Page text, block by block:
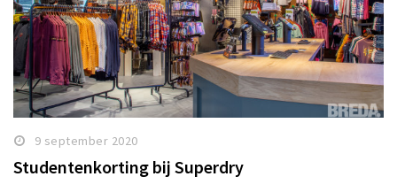
9 september 2020
Studentenkorting bij Superdry